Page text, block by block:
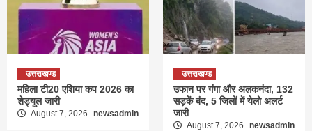
उत्तराखण्ड
महिला टी20 एशिया कप 2026 का
शेड्यूल जारी
August 7, 2026 newsadmin
उत्तराखण्ड
उफान पर गंगा और अलकनंदा, 132
सड़कें बंद, 5 जिलों में येलो अलर्ट
जारी
August 7, 2026 newsadmin